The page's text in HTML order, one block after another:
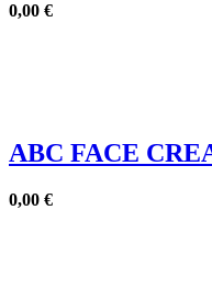
0,00 €
ABC FACE
0,00 €